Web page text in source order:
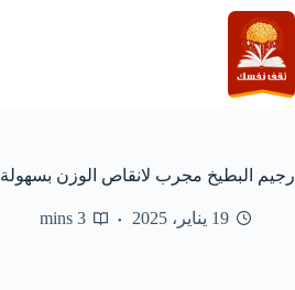
التجاوز
إلى
المحتوى
رجيم البطيخ مجرب لانقاص الوزن بسهولة
19 يناير، 2025 3 mins